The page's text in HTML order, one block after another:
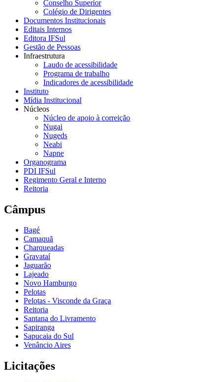
Conselho Superior
Colégio de Dirigentes
Documentos Institucionais
Editais Internos
Editora IFSul
Gestão de Pessoas
Infraestrutura
Laudo de acessibilidade
Programa de trabalho
Indicadores de acessibilidade
Instituto
Mídia Institucional
Núcleos
Núcleo de apoio à correição
Nugai
Nugeds
Neabi
Napne
Organograma
PDI IFSul
Regimento Geral e Interno
Reitoria
Câmpus
Bagé
Camaquã
Charqueadas
Gravataí
Jaguarão
Lajeado
Novo Hamburgo
Pelotas
Pelotas - Visconde da Graça
Reitoria
Santana do Livramento
Sapiranga
Sapucaia do Sul
Venâncio Aires
Licitações